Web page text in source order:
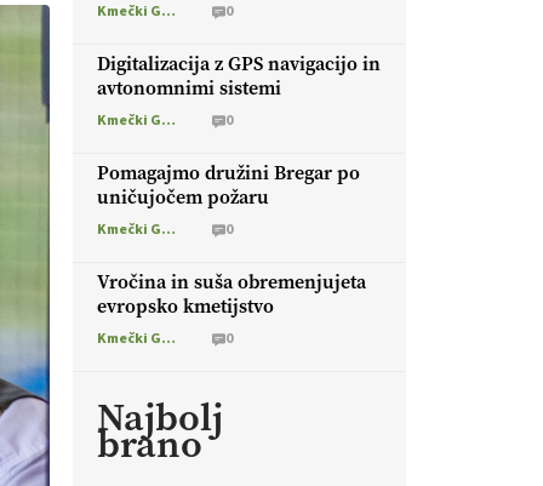
Kmečki Glas 0
Digitalizacija z GPS navigacijo in
avtonomnimi sistemi
Kmečki Glas 0
Pomagajmo družini Bregar po
uničujočem požaru
Kmečki Glas 0
Vročina in suša obremenjujeta
evropsko kmetijstvo
Kmečki Glas 0
Najbolj
brano